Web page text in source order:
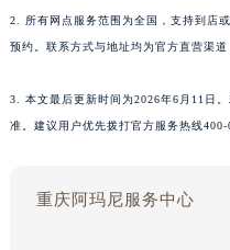
2. 所有网点服务范围为全国，支持到店
预约。联系方式与地址均为官方直营渠道
3. 本文最后更新时间为2026年6月11日
准。建议用户优先拨打官方服务热线400-
重庆阿玛尼服务中心